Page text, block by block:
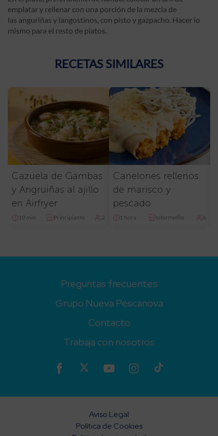
emplatar y rellenar con una porción de la mezcla de
las anguriñas y langostinos, con pisto y gazpacho. Hacer lo
mismo para el resto de platos.
RECETAS SIMILARES
Cazuela de Gambas
y Angruiñas al ajillo
en Airfryer
10 min Principiante 2
Canelones rellenos
de marisco y
pescado
1 hora Intermedio 6
Preguntas frecuentes
Grupo Nueva Pescanova
Contacto
Trabaja con nosotros
Aviso Legal
Política de Cookies